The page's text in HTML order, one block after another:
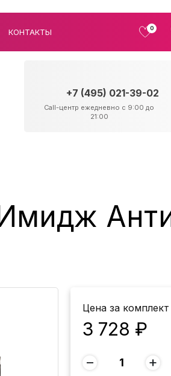
КОНТАКТЫ 0
+7 (495) 021-39-02
Call-центр ежедневно с 9:00 до
21:00
Цена за комплект
3 728 ₽
− +